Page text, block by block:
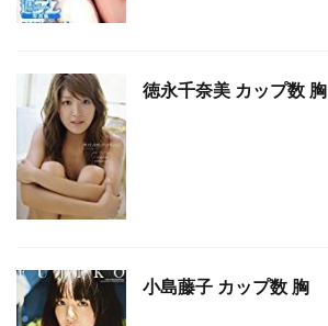
徳永千奈美 カップ数 胸
小島藤子 カップ数 胸